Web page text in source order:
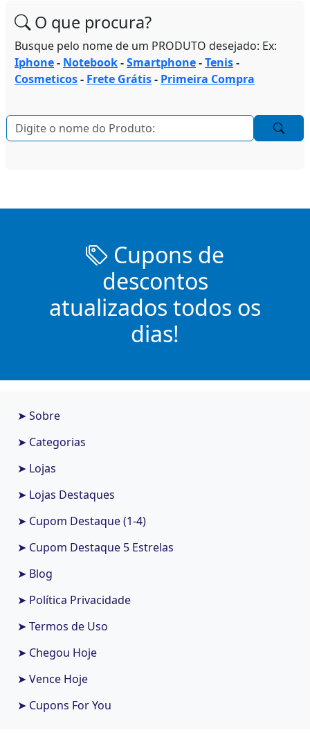
O que procura?
Busque pelo nome de um PRODUTO desejado: Ex:
Iphone- Notebook-Smartphone-Tenis-
Cosmeticos- Frete Grátis- Primeira Compra
Cupons de
descontos
atualizados todos os
dias!
➤ Sobre
➤ Categorias
➤ Lojas
➤ Lojas Destaques
➤ Cupom Destaque (1-4)
➤ Cupom Destaque 5 Estrelas
➤ Blog
➤ Política Privacidade
➤ Termos de Uso
➤ Chegou Hoje
➤ Vence Hoje
➤ Cupons For You